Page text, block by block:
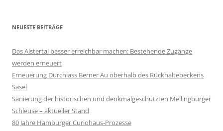
NEUESTE BEITRÄGE
Das Alstertal besser erreichbar machen: Bestehende Zugänge
werden erneuert
Erneuerung Durchlass Berner Au oberhalb des Rückhalte­beckens
Sasel
Sanierung der historischen und denkmalgeschützten Mellingburger
Schleuse – aktueller Stand
80 Jahre Hamburger Curiohaus-Prozesse